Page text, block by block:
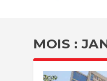
MOIS :